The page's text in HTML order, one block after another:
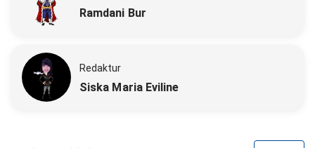
Ramdani Bur
Redaktur
Siska Maria Eviline